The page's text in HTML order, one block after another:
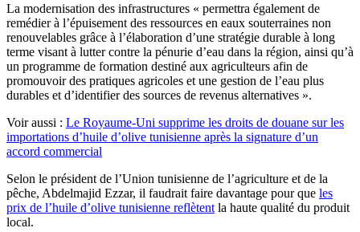
La modernisation des infrastructures « permettra également de
remédier à l’épuisement des ressources en eaux souterraines non
renouvelables grâce à l’élaboration d’une stratégie durable à long
terme visant à lutter contre la pénurie d’eau dans la région, ainsi qu’à
un programme de formation destiné aux agriculteurs afin de
promouvoir des pratiques agricoles et une gestion de l’eau plus
durables et d’identifier des sources de revenus alternatives ».
Voir aussi : Le Royaume-Uni supprime les droits de douane sur les
importations d’huile d’olive tunisienne après la signature d’un
accord commercial
Selon le président de l’Union tunisienne de l’agriculture et de la
pêche, Abdelmajid Ezzar, il faudrait faire davantage pour que les
prix de l’huile d’olive tunisienne reflètent la haute qualité du produit
local.